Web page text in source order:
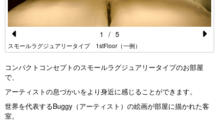
Pr
o
u
スモールラグジュアリータイプ 1stFloor（一例）
xt
1 / 5
コンパクトコンセプトのスモールラグジュアリータイプのお部屋
で、
アーティストの息づかいをより身近に感じることができます。
世界を代表するBuggy（アーティスト）の絵画が部屋に描かれた客
室。